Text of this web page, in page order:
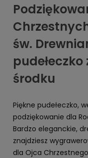
św.
środku
Piękne pudełeczko,
podziękowanie dla
Bardzo eleganckie,
znajdziesz
dla Ojca